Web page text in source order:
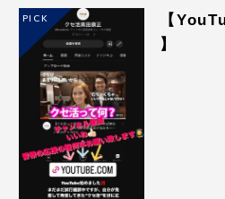
PICK
【
】